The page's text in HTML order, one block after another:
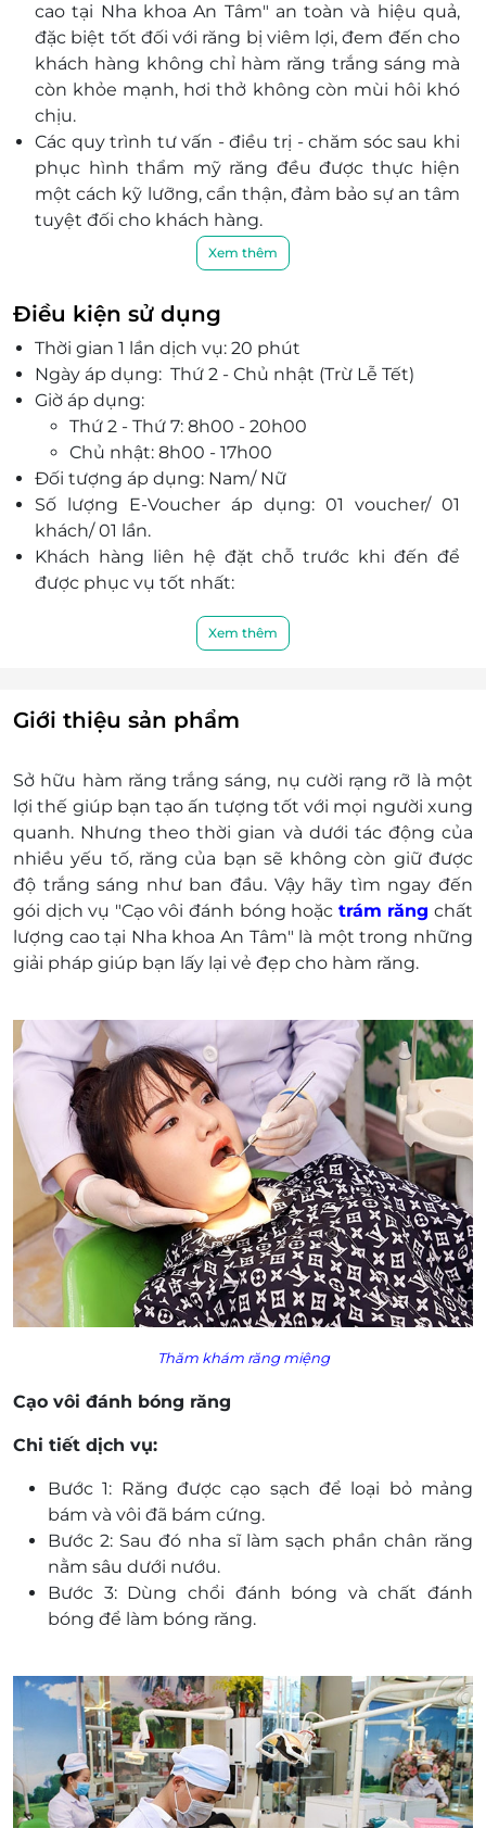
cao tại Nha khoa An Tâm" an toàn và hiệu quả,
đặc biệt tốt đối với răng bị viêm lợi, đem đến cho
khách hàng không chỉ hàm răng trắng sáng mà
còn khỏe mạnh, hơi thở không còn mùi hôi khó
chịu.
Các quy trình tư vấn - điều trị - chăm sóc sau khi
phục hình thẩm mỹ răng đều được thực hiện
một cách kỹ lưỡng, cẩn thận, đảm bảo sự an tâm
tuyệt đối cho khách hàng.
Nha khoa có hơn 10 năm kinh nghiệm hoạt
động trong lĩnh vực chăm sóc răng miệng.
Hệ thống phòng ốc khang trang, máy móc hiện
đại, điều kiện vô trùng cực chuẩn.
Đội ngũ y bác sĩ có chuyên môn vững vàng, giàu
kinh nghiệm, không ngừng học tập các kỹ thuật
tiến tiến mới để mang lại những dịch vụ tốt
nhất.
Xem thêm
Điều kiện sử dụng
Thời gian 1 lần dịch vụ: 20 phút
Ngày áp dụng: Thứ 2 - Chủ nhật (Trừ Lễ Tết)
Giờ áp dụng:
Thứ 2 - Thứ 7: 8h00 - 20h00
Chủ nhật: 8h00 - 17h00
Đối tượng áp dụng: Nam/ Nữ
Số lượng E-Voucher áp dụng: 01 voucher/ 01
khách/ 01 lần.
Khách hàng liên hệ đặt chỗ trước khi đến để
được phục vụ tốt nhất:
Một khách hàng được mua nhiều voucher.
E-Voucher/ E-Coupon không có giá trị quy đổi
Không áp dụng đồng thời với chương trình
khuyến mại khác.
Xem thêm
Giới thiệu sản phẩm
Sở hữu hàm răng trắng sáng, nụ cười rạng rỡ là một
lợi thế giúp bạn tạo ấn tượng tốt với mọi người xung
quanh. Nhưng theo thời gian và dưới tác động của
nhiều yếu tố, răng của bạn sẽ không còn giữ được
độ trắng sáng như ban đầu. Vậy hãy tìm ngay đến
gói dịch vụ "Cạo vôi đánh bóng hoặc trám răng chất
lượng cao tại Nha khoa An Tâm" là một trong những
giải pháp giúp bạn lấy lại vẻ đẹp cho hàm răng.
Thăm khám răng miệng
Cạo vôi đánh bóng răng
Chi tiết dịch vụ:
Bước 1: Răng được cạo sạch để loại bỏ mảng
bám và vôi đã bám cứng.
Bước 2: Sau đó nha sĩ làm sạch phần chân răng
nằm sâu dưới nướu.
Bước 3: Dùng chổi đánh bóng và chất đánh
bóng để làm bóng răng.